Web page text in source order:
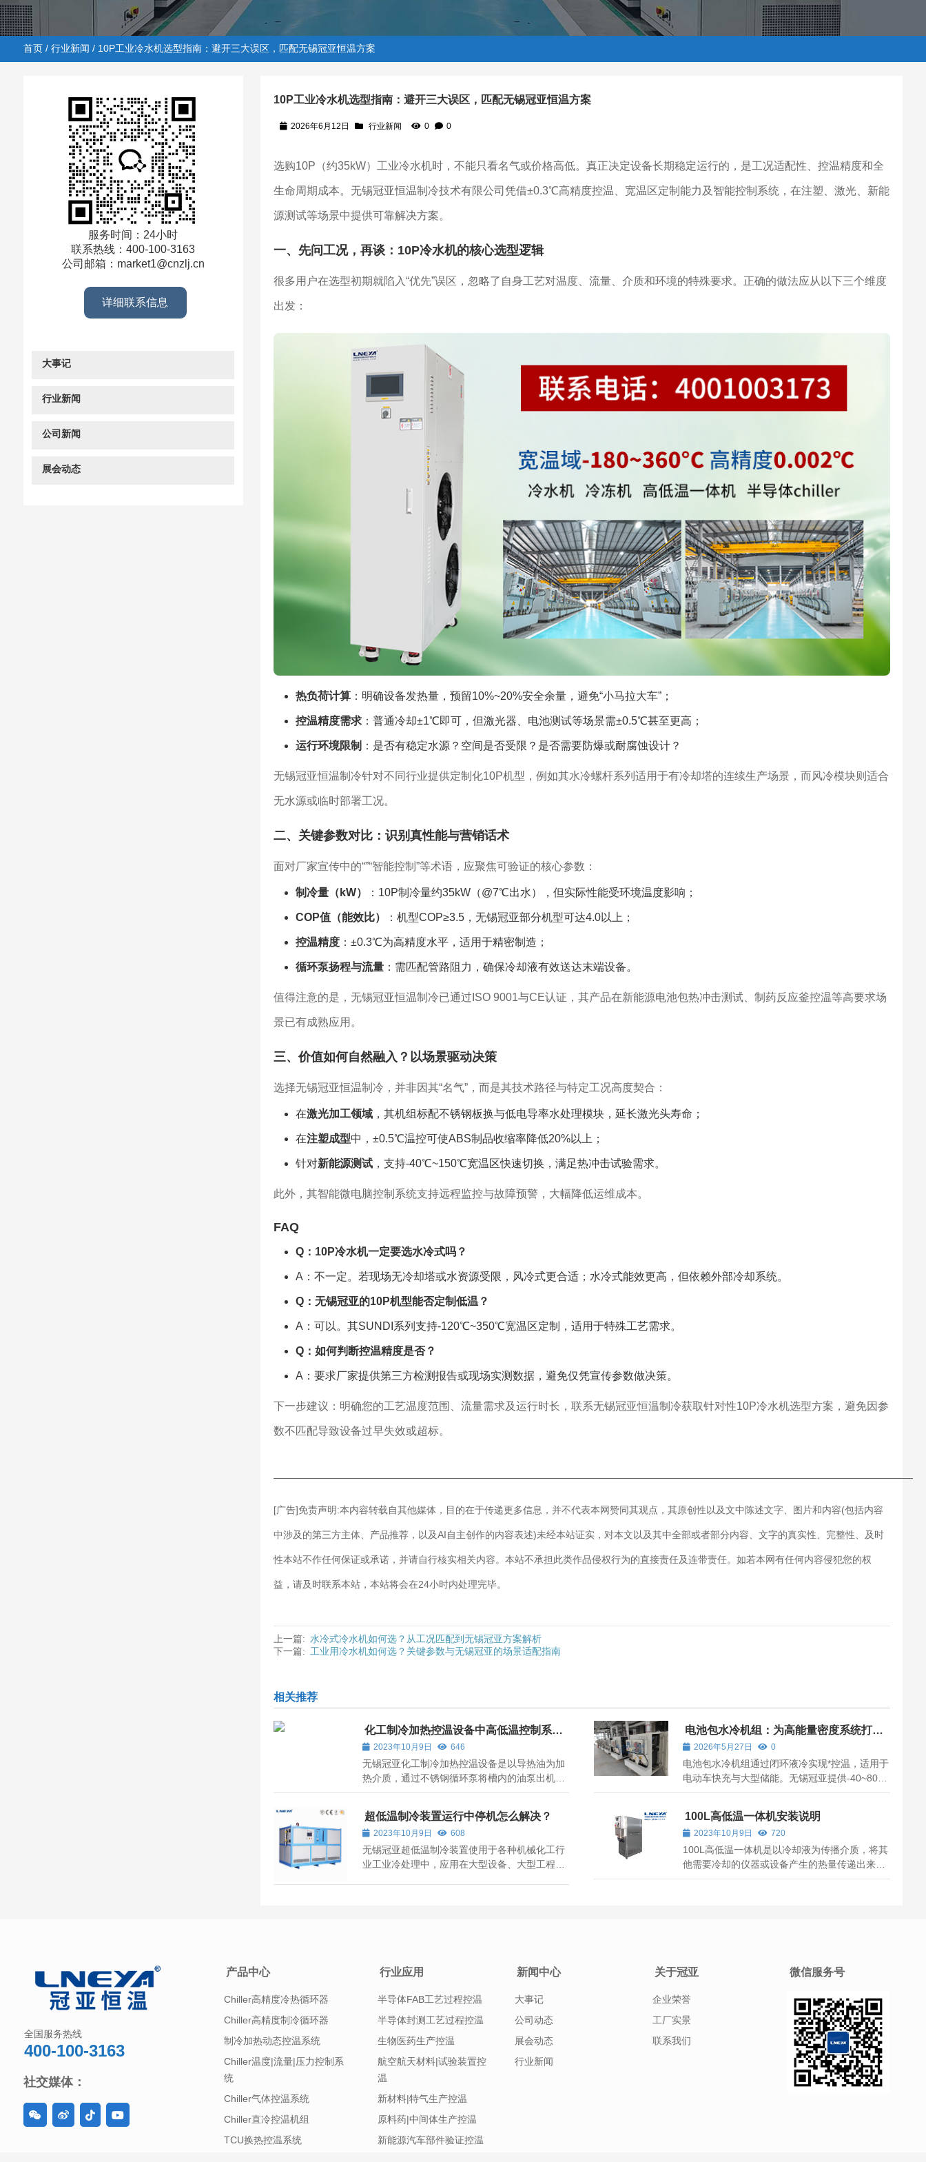
行业新闻/ 10P工业冷水机选型指南：避开三大误区，匹配无锡冠亚恒温方案
首页/ 行业新闻 / 10P工业冷水机选型指南：避开三大误区，匹配无锡冠亚恒温方案
10P工业冷水机选型指南：避开三大误区，匹配无锡冠亚恒温方案
2026年6月12日 行业新闻 0 0
选购10P（约35kW）工业冷水机时，不能只看名气或价格高低。真正决定设备长期稳定运行的，是工况适配性、控温精度和全
生命周期成本。无锡冠亚恒温制冷技术有限公司凭借±0.3℃高精度控温、宽温区定制能力及智能控制系统，在注塑、激光、新能
源测试等场景中提供可靠解决方案。
一、先问工况，再谈：10P冷水机的核心选型逻辑
很多用户在选型初期就陷入“优先”误区，忽略了自身工艺对温度、流量、介质和环境的特殊要求。正确的做法应从以下三个维度
出发：
热负荷计算：明确设备发热量，预留10%~20%安全余量，避免“小马拉大车”；
控温精度需求：普通冷却±1℃即可，但激光器、电池测试等场景需±0.5℃甚至更高；
运行环境限制 ：是否有稳定水源？空间是否受限？是否需要防爆或耐腐蚀设计？
无锡冠亚恒温制冷针对不同行业提供定制化10P机型，例如其水冷螺杆系列适用于有冷却塔的连续生产场景，而风冷模块则适合
无水源或临时部署工况。
二、关键参数对比：识别真性能与营销话术
面对厂家宣传中的“”“智能控制”等术语，应聚焦可验证的核心参数：
制冷量（kW） ：10P制冷量约35kW（@7℃出水），但实际性能受环境温度影响；
COP值（能效比） ：机型COP≥3.5，无锡冠亚部分机型可达4.0以上；
控温精度：±0.3℃为高精度水平，适用于精密制造；
循环泵扬程与流量：需匹配管路阻力，确保冷却液有效送达末端设备。
值得注意的是，无锡冠亚恒温制冷已通过ISO 9001与CE认证，其产品在新能源电池包热冲击测试、制药反应釜控温等高要求场
景已有成熟应用。
三、价值如何自然融入？以场景驱动决策
选择无锡冠亚恒温制冷，并非因其“名气”，而是其技术路径与特定工况高度契合：
在激光加工领域，其机组标配不锈钢板换与低电导率水处理模块，延长激光头寿命；
在注塑成型中，±0.5℃温控可使ABS制品收缩率降低20%以上；
针对新能源测试，支持-40℃~150℃宽温区快速切换，满足热冲击试验需求。
此外，其智能微电脑控制系统支持远程监控与故障预警，大幅降低运维成本。
FAQ
Q：10P冷水机一定要选水冷式吗？
A：不一定。若现场无冷却塔或水资源受限，风冷式更合适；水冷式能效更高，但依赖外部冷却系统。
Q：无锡冠亚的10P机型能否定制低温？
A：可以。其SUNDI系列支持-120℃~350℃宽温区定制，适用于特殊工艺需求。
Q：如何判断控温精度是否？
A：要求厂家提供第三方检测报告或现场实测数据，避免仅凭宣传参数做决策。
下一步建议：明确您的工艺温度范围、流量需求及运行时长，联系无锡冠亚恒温制冷获取针对性10P冷水机选型方案，避免因参
数不匹配导致设备过早失效或超标。
——————————————————————————————————————————————————————————
[广告]免责声明:本内容转载自其他媒体，目的在于传递更多信息，并不代表本网赞同其观点，其原创性以及文中陈述文字、图片和内容(包括内容
中涉及的第三方主体、产品推荐，以及AI自主创作的内容表述)未经本站证实，对本文以及其中全部或者部分内容、文字的真实性、完整性、及时
性本站不作任何保证或承诺，并请自行核实相关内容。本站不承担此类作品侵权行为的直接责任及连带责任。如若本网有任何内容侵犯您的权
益，请及时联系本站，本站将会在24小时内处理完毕。
上一篇: 水冷式冷水机如何选？从工况匹配到无锡冠亚方案解析
下一篇: 工业用冷水机如何选？关键参数与无锡冠亚的场景适配指南
相关推荐
化工制冷加热控温设备中高低温控制系统
设计说明
2023年10月9日 646
无锡冠亚化工制冷加热控温设备是以导热油为加
热介质，通过不锈钢循环泵将槽内的油泵出机
外，用于建立恒温场，仪器设有外循环接口，可
加热控温设备采用电加热方式，通过循环泵输出
导热流体加热配套反应容器中的物料，广...
电池包水冷机组：为高能量密度系统打造
的“恒温心脏”
2026年5月27日 0
电池包水冷机组通过闭环液冷实现*控温，适用于
电动车快充与大型储能。无锡冠亚提供-40~80℃
宽温域、±0.5℃高精度解决方案，保障电池安全
超低温制冷装置运行中停机怎么解决？
2023年10月9日 608
无锡冠亚超低温制冷装置使用于各种机械化工行
业工业冷处理中，应用在大型设备、大型工程机
100L高低温一体机安装说明
2023年10月9日 720
100L高低温一体机是以冷却液为传播介质，将其
他需要冷却的仪器或设备产生的热量传递出来，
通过制冷系统将热量散发到设备外部，从而保证
服务时间：24小时
联系热线：400-100-3163
公司邮箱：market1@cnzlj.cn
详细联系信息
大事记
行业新闻
公司新闻
展会动态
全国服务热线
400-100-3163
社交媒体：
产品中心
Chiller高精度冷热循环器
Chiller高精度制冷循环器
制冷加热动态控温系统
Chiller温度|流量|压力控制系
统
Chiller气体控温系统
Chiller直冷控温机组
TCU换热控温系统
行业应用
半导体FAB工艺过程控温
半导体封测工艺过程控温
生物医药生产控温
航空航天材料|试验装置控
温
新材料|特气生产控温
原料药|中间体生产控温
新能源汽车部件验证控温
新闻中心
大事记
公司动态
展会动态
行业新闻
关于冠亚
企业荣誉
工厂实景
联系我们
微信服务号